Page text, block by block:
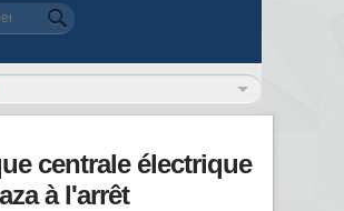
de recherche
centrale électrique
à l'arrêt